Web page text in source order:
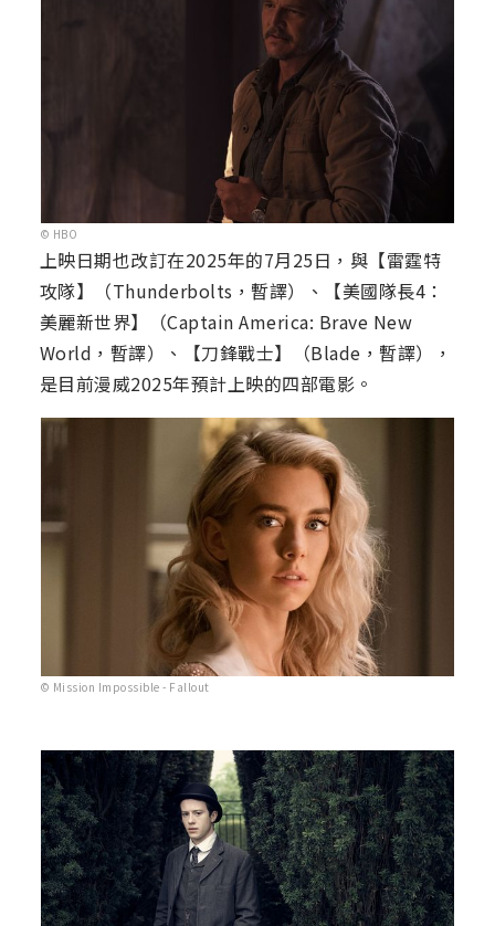
© HBO
上映日期也改訂在2025年的7月25日，與【雷霆特
攻隊】（Thunderbolts，暫譯）、【美國隊長4：
美麗新世界】（Captain America: Brave New
World，暫譯）、【刀鋒戰士】（Blade，暫譯），
是目前漫威2025年預計上映的四部電影。
© Mission Impossible - Fallout